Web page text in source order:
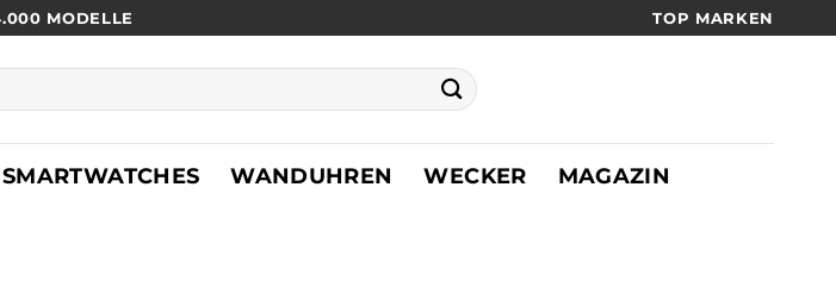
MODELLE TOP MARKEN
SMARTWATCHES WANDUHREN WECKER MAGAZIN